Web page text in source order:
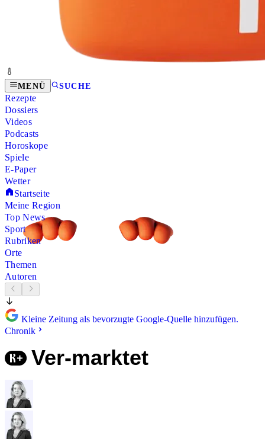
MENÜ SUCHE
Rezepte
Dossiers
Videos
Podcasts
Horoskope
Spiele
E-Paper
Wetter
Startseite
Meine Region
Top News
Sport
Rubriken
Orte
Themen
Autoren
Kleine Zeitung als bevorzugte Google-Quelle hinzufügen.
Chronik
Ver-marktet